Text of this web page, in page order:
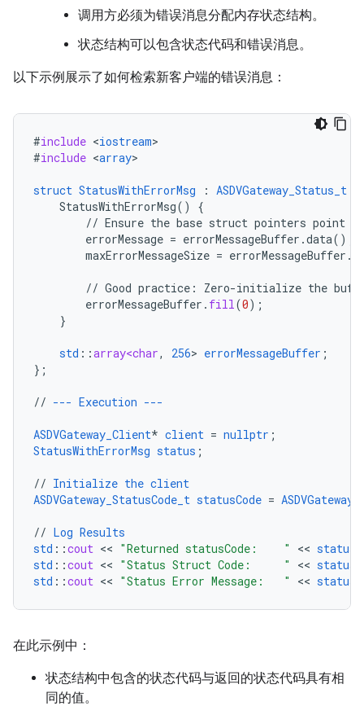
调用方必须为错误消息分配内存状态结构。
状态结构可以包含状态代码和错误消息。
以下示例展示了如何检索新客户端的错误消息：
#include <iostream
#include <array>
struct StatusWithErrorMsg : ASDVGateway_Status_t
StatusWithErrorMsg()
{
// Ensure the base struct pointers point
errorMessage = errorMessageBuffer.data()
maxErrorMessageSize =
// Good practice : Zero-initialize the
errorMessageBuffer . fill(0);
}
std ::array<char, 256> errorMessageBuffer ;
} ;
// --- Execution ---
ASDVGateway_Client* client = nullptr ;
StatusWithErrorMsg status ;
// Initialize the client
ASDVGateway_StatusCode_t statusCode =
// Log Results
std ::cout << "Returned statusCode:    " <<
std ::cout << "Status Struct Code:     " << status
std ::cout << "Status Error Message:   " << status
在此示例中：
状态结构中包含的状态代码与返回的状态代码具有相
同的值。